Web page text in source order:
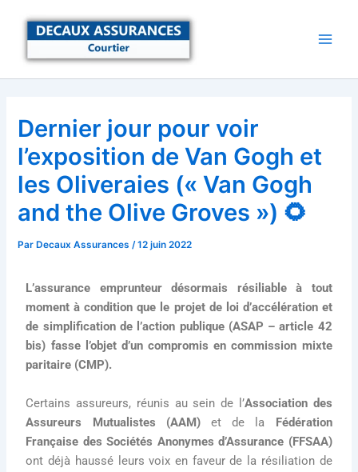
Dernier jour pour voir
l’exposition de Van Gogh et
les Oliveraies (« Van Gogh
and the Olive Groves ») 🌻
Par Decaux Assurances/12 juin 2022
L’assurance emprunteur désormais résiliable à tout
moment à condition que le projet de loi d’accélération et
de simplification de l’action publique (ASAP – article 42
bis) fasse l’objet d’un compromis en commission mixte
paritaire (CMP).
Certains assureurs, réunis au sein de l’Association des
Assureurs Mutualistes (AAM) et de la Fédération
Française des Sociétés Anonymes d’Assurance (FFSAA)
ont déjà haussé leurs voix en faveur de la résiliation de